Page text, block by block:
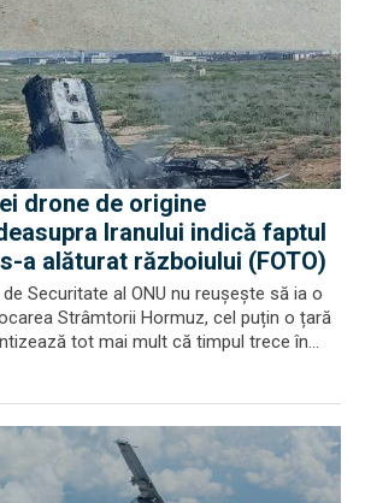
drone de origine
Iranului indică faptul
a alăturat războiului (FOTO)
Securitate al ONU nu reușește să ia o
Strâmtorii Hormuz, cel puțin o țară
tot mai mult că timpul trece în...